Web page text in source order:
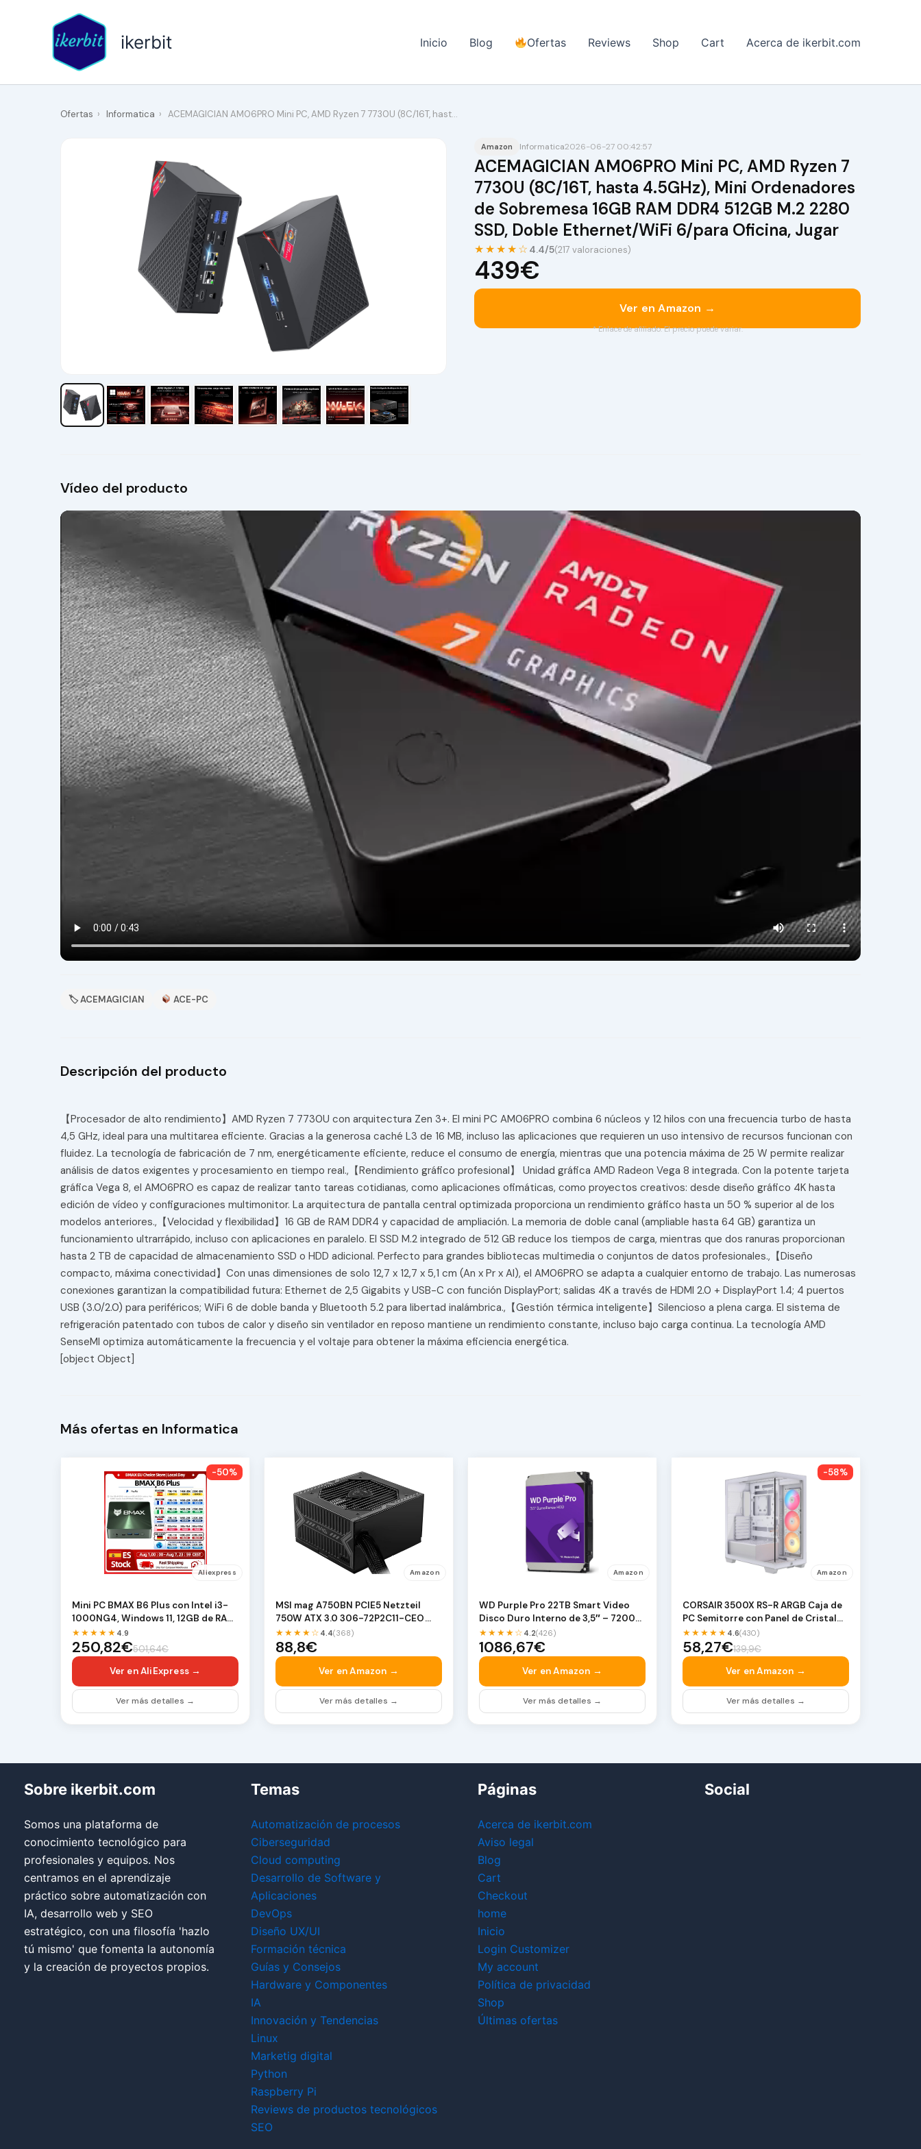
ikerbit Inicio Blog Ofertas Reviews Shop Cart Acerca de ikerbit.com
Ofertas › Informatica › ACEMAGICIAN AM06PRO Mini PC, AMD Ryzen 7 7730U (8C/16T, hast…
Amazon Informatica2026-06-27 00:42:57
ACEMAGICIAN AM06PRO Mini PC, AMD Ryzen 7
7730U (8C/16T, hasta 4.5GHz), Mini Ordenadores
de Sobremesa 16GB RAM DDR4 512GB M.2 2280
SSD, Doble Ethernet/WiFi 6/para Oficina, Jugar
★★★★☆ 4.4/5(217 valoraciones)
439€
Ver en Amazon →
* Enlace de afiliado. El precio puede variar.
Vídeo del producto
🏷 ACEMAGICIAN ACE-PC
Descripción del producto
【Procesador de alto rendimiento】AMD Ryzen 7 7730U con arquitectura Zen 3+. El mini PC AM06PRO combina 6 núcleos y 12 hilos con una frecuencia turbo de hasta
4,5 GHz, ideal para una multitarea eficiente. Gracias a la generosa caché L3 de 16 MB, incluso las aplicaciones que requieren un uso intensivo de recursos funcionan con
fluidez. La tecnología de fabricación de 7 nm, energéticamente eficiente, reduce el consumo de energía, mientras que una potencia máxima de 25 W permite realizar
análisis de datos exigentes y procesamiento en tiempo real.,【Rendimiento gráfico profesional】 Unidad gráfica AMD Radeon Vega 8 integrada. Con la potente tarjeta
gráfica Vega 8, el AM06PRO es capaz de realizar tanto tareas cotidianas, como aplicaciones ofimáticas, como proyectos creativos: desde diseño gráfico 4K hasta
edición de vídeo y configuraciones multimonitor. La arquitectura de pantalla central optimizada proporciona un rendimiento gráfico hasta un 50 % superior al de los
modelos anteriores.,【Velocidad y flexibilidad】16 GB de RAM DDR4 y capacidad de ampliación. La memoria de doble canal (ampliable hasta 64 GB) garantiza un
funcionamiento ultrarrápido, incluso con aplicaciones en paralelo. El SSD M.2 integrado de 512 GB reduce los tiempos de carga, mientras que dos ranuras proporcionan
hasta 2 TB de capacidad de almacenamiento SSD o HDD adicional. Perfecto para grandes bibliotecas multimedia o conjuntos de datos profesionales.,【Diseño
compacto, máxima conectividad】Con unas dimensiones de solo 12,7 x 12,7 x 5,1 cm (An x Pr x Al), el AM06PRO se adapta a cualquier entorno de trabajo. Las numerosas
conexiones garantizan la compatibilidad futura: Ethernet de 2,5 Gigabits y USB-C con función DisplayPort; salidas 4K a través de HDMI 2.0 + DisplayPort 1.4; 4 puertos
USB (3.0/2.0) para periféricos; WiFi 6 de doble banda y Bluetooth 5.2 para libertad inalámbrica.,【Gestión térmica inteligente】Silencioso a plena carga. El sistema de
refrigeración patentado con tubos de calor y diseño sin ventilador en reposo mantiene un rendimiento constante, incluso bajo carga continua. La tecnología AMD
SenseMI optimiza automáticamente la frecuencia y el voltaje para obtener la máxima eficiencia energética.
[object Object]
Más ofertas en Informatica
-50%
Aliexpress
Mini PC BMAX B6 Plus con Intel i3-
1000NG4, Windows 11, 12GB de RAM,
512GB SSD, …
★★★★★ 4.9
250,82€501,64€
Ver en AliExpress →
Ver más detalles →
Amazon
MSI mag A750BN PCIE5 Netzteil
750W ATX 3.0 306-72P2C11-CEO
Retail
★★★★☆ 4.4(368)
88,8€
Ver en Amazon →
Ver más detalles →
Amazon
WD Purple Pro 22TB Smart Video
Disco Duro Interno de 3,5″ – 7200
RP…
★★★★☆ 4.2(426)
1086,67€
Ver en Amazon →
Ver más detalles →
-58%
Amazon
CORSAIR 3500X RS-R ARGB Caja de
PC Semitorre con Panel de Cristal
Panorámico – …
★★★★★ 4.6(430)
58,27€139,9€
Ver en Amazon →
Ver más detalles →
Sobre ikerbit.com
Somos una plataforma de
conocimiento tecnológico para
profesionales y equipos. Nos
centramos en el aprendizaje
práctico sobre automatización con
IA, desarrollo web y SEO
estratégico, con una filosofía 'hazlo
tú mismo' que fomenta la autonomía
y la creación de proyectos propios.
Temas
Automatización de procesos
Ciberseguridad
Cloud computing
Desarrollo de Software y
Aplicaciones
DevOps
Diseño UX/UI
Formación técnica
Guías y Consejos
Hardware y Componentes
IA
Innovación y Tendencias
Linux
Marketig digital
Python
Raspberry Pi
Reviews de productos tecnológicos
SEO
Páginas
Acerca de ikerbit.com
Aviso legal
Blog
Cart
Checkout
home
Inicio
Login Customizer
My account
Política de privacidad
Shop
Últimas ofertas
Social